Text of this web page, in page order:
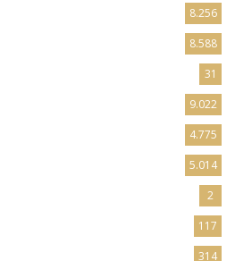
8.256
8.588
31
9.022
4.775
5.014
2
117
314